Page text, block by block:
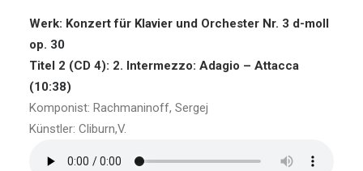
Werk: Konzert für Klavier und Orchester Nr. 3 d-moll
op. 30
Titel 2 (CD 4): 2. Intermezzo: Adagio – Attacca
(10:38)
Komponist: Rachmaninoff, Sergej
Künstler: Cliburn,V.